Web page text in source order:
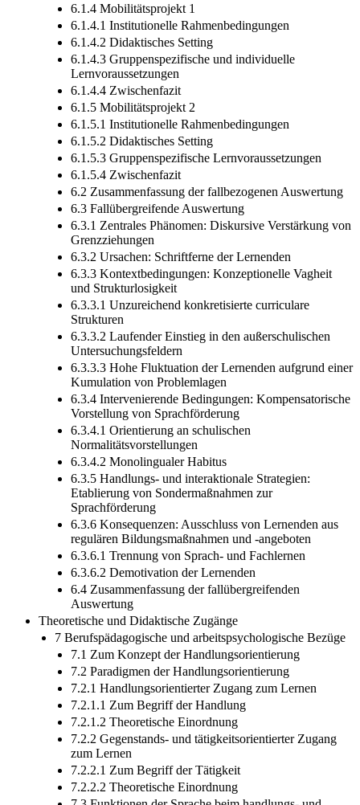
6.1.4 Mobilitätsprojekt 1
6.1.4.1 Institutionelle Rahmenbedingungen
6.1.4.2 Didaktisches Setting
6.1.4.3 Gruppenspezifische und individuelle
Lernvoraussetzungen
6.1.4.4 Zwischenfazit
6.1.5 Mobilitätsprojekt 2
6.1.5.1 Institutionelle Rahmenbedingungen
6.1.5.2 Didaktisches Setting
6.1.5.3 Gruppenspezifische Lernvoraussetzungen
6.1.5.4 Zwischenfazit
6.2 Zusammenfassung der fallbezogenen Auswertung
6.3 Fallübergreifende Auswertung
6.3.1 Zentrales Phänomen: Diskursive Verstärkung von
Grenzziehungen
6.3.2 Ursachen: Schriftferne der Lernenden
6.3.3 Kontextbedingungen: Konzeptionelle Vagheit
und Strukturlosigkeit
6.3.3.1 Unzureichend konkretisierte curriculare
Strukturen
6.3.3.2 Laufender Einstieg in den außerschulischen
Untersuchungsfeldern
6.3.3.3 Hohe Fluktuation der Lernenden aufgrund einer
Kumulation von Problemlagen
6.3.4 Intervenierende Bedingungen: Kompensatorische
Vorstellung von Sprachförderung
6.3.4.1 Orientierung an schulischen
Normalitätsvorstellungen
6.3.4.2 Monolingualer Habitus
6.3.5 Handlungs- und interaktionale Strategien:
Etablierung von Sondermaßnahmen zur
Sprachförderung
6.3.6 Konsequenzen: Ausschluss von Lernenden aus
regulären Bildungsmaßnahmen und -angeboten
6.3.6.1 Trennung von Sprach- und Fachlernen
6.3.6.2 Demotivation der Lernenden
6.4 Zusammenfassung der fallübergreifenden
Auswertung
Theoretische und Didaktische Zugänge
7 Berufspädagogische und arbeitspsychologische Bezüge
7.1 Zum Konzept der Handlungsorientierung
7.2 Paradigmen der Handlungsorientierung
7.2.1 Handlungsorientierter Zugang zum Lernen
7.2.1.1 Zum Begriff der Handlung
7.2.1.2 Theoretische Einordnung
7.2.2 Gegenstands- und tätigkeitsorientierter Zugang
zum Lernen
7.2.2.1 Zum Begriff der Tätigkeit
7.2.2.2 Theoretische Einordnung